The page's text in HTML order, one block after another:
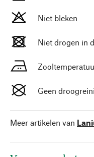
Niet bleken
Niet drogen in
Geen
Meer artikelen van